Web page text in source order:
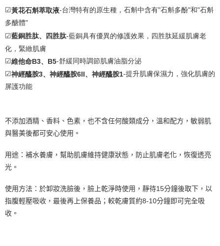
☑黃花石斛萃取液-台灣特有的原生種，石斛中含有"石斛多酚"和"石斛
多醣體"
☑藍銅胜肽、四胜肽-藍銅具有優異的修護效果，四胜肽延緩肌膚老
化，緊緻肌膚
☑維他命B3、B5-舒緩同時調節肌膚油脂分泌
☑神經醯胺3、神經醯胺6II、神經醯胺1-提升肌膚保濕力，強化肌膚的
屏護功能
不添加酒精、香料、色素，也不含任何酸類成分，溫和配方， 敏弱肌
與醫美後都可安心使用。
用途：補水養膚，幫助肌膚維持健康狀態，防止肌膚老化，恢復透亮
光。
使用方法：於卸妝洗臉後，臉上乾淨時使用，靜待15分鐘後取下，以
指腹輕壓吸收，最後再上保養品；較乾膚質約8-10分鐘即可完全吸
收 。